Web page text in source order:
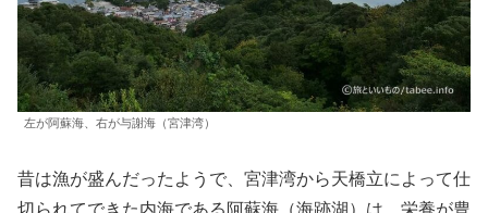
左が阿蘇海、右が与謝海（宮津湾）
昔は漁が盛んだったようで、宮津湾から天橋立によって仕